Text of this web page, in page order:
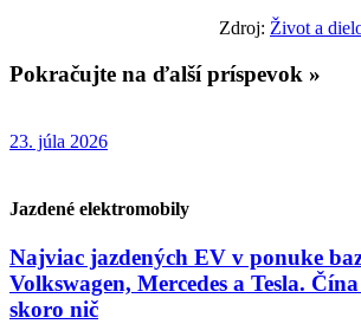
Zdroj: Život a
Pokračujte na ďalší príspevok »
23. júla 2026
Jazdené elektromobily
Najviac jazdených EV v ponuke
Volkswagen, Mercedes a Tesla.
skoro nič